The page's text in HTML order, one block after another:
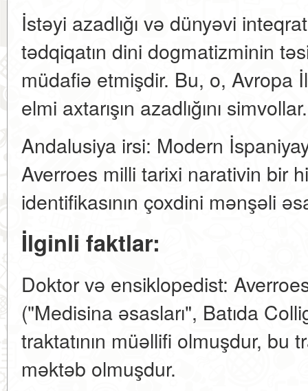
İstəyi azadlığı və dünyəvi
tədqiqatın dini dogmatizminin
müdafiə etmişdir. Bu, o, Avropa
elmi axtarışın azadlığını simvollar.
Andalusiya irsi: Modern
Averroes milli tarixi narativin bir
identifikasının çoxdini mənşəli
İlginli faktlar:
Doktor və ensiklopedist:
("Medisina əsasları", Batıda
traktatının müəllifi olmuşdur, bu
məktəb olmuşdur.